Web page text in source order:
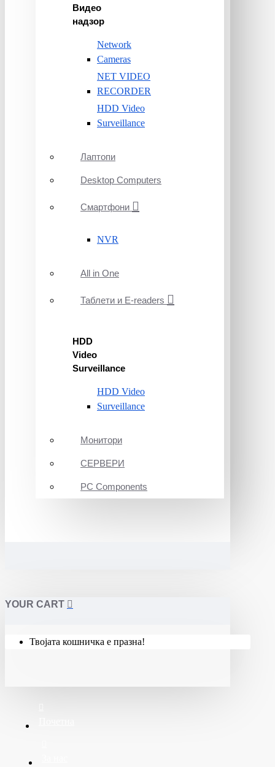
Видео
надзор
Network
Cameras
NET VIDEO
RECORDER
HDD Video
Surveillance
Лаптопи
Desktop Computers
Смартфони
NVR
All in One
Таблети и E-readers
HDD
Video
Surveillance
HDD Video
Surveillance
Монитори
СЕРВЕРИ
PC Components
YOUR CART
Твојата кошничка е празна!